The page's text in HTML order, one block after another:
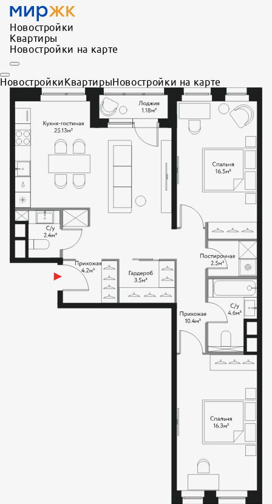
Новостройки
Квартиры
Новостройки на карте
НовостройкиКвартирыНовостройки на карте